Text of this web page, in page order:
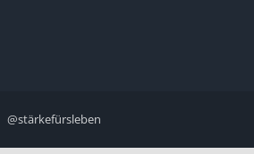
@stärkefürsleben